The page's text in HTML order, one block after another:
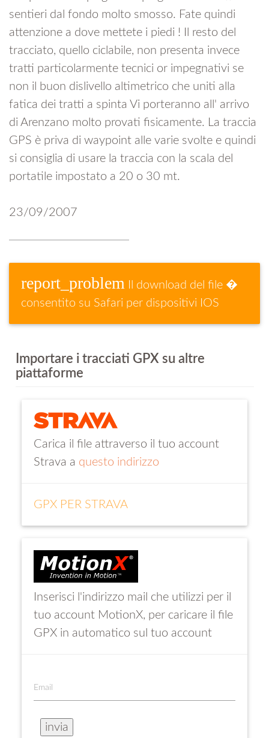
sentieri dal fondo molto smosso. Fate quindi
attenzione a dove mettete i piedi ! Il resto del
tracciato, quello ciclabile, non presenta invece
tratti particolarmente tecnici or impegnativi se
non il buon dislivello altimetrico che uniti alla
fatica dei tratti a spinta Vi porteranno all' arrivo
di Arenzano molto provati fisicamente. La traccia
GPS è priva di waypoint alle varie svolte e quindi
si consiglia di usare la traccia con la scala del
portatile impostato a 20 o 30 mt.
23/09/2007
report_problem Il download del file �
consentito su Safari per dispositivi IOS
Importare i tracciati GPX su altre
piattaforme
Carica il file attraverso il tuo account
Strava a questo indirizzo
GPX PER STRAVA
Inserisci l'indirizzo mail che utilizzi per il
tuo account MotionX, per caricare il file
GPX in automatico sul tuo account
Email